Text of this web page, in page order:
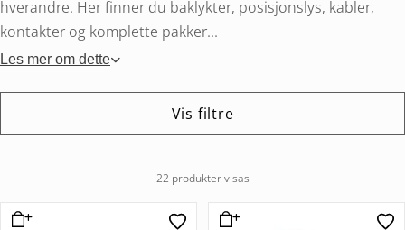
hverandre. Her finner du baklykter, posisjonslys, kabler,
kontakter og komplette pakker...
Les mer om dette
Vis filtre
22 produkter visas